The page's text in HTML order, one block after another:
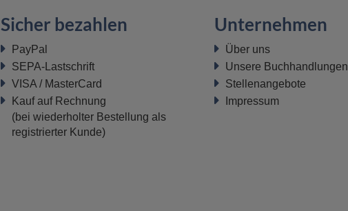
Sicher bezahlen
PayPal
SEPA-Lastschrift
VISA / MasterCard
Kauf auf Rechnung
(bei wiederholter Bestellung als
registrierter Kunde)
Unternehmen
Über uns
Unsere Buchhandlungen
Stellenangebote
Impressum